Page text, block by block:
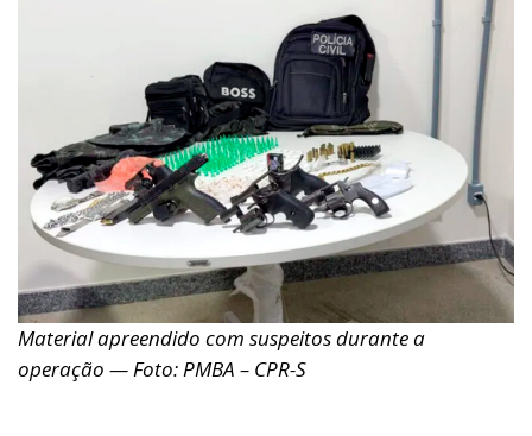
Material apreendido com suspeitos durante a
operação — Foto: PMBA – CPR-S